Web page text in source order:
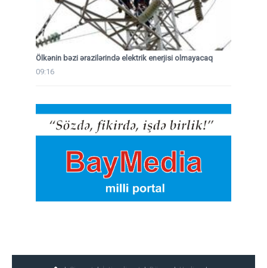
Ölkənin bəzi ərazilərində elektrik enerjisi olmayacaq
09:16